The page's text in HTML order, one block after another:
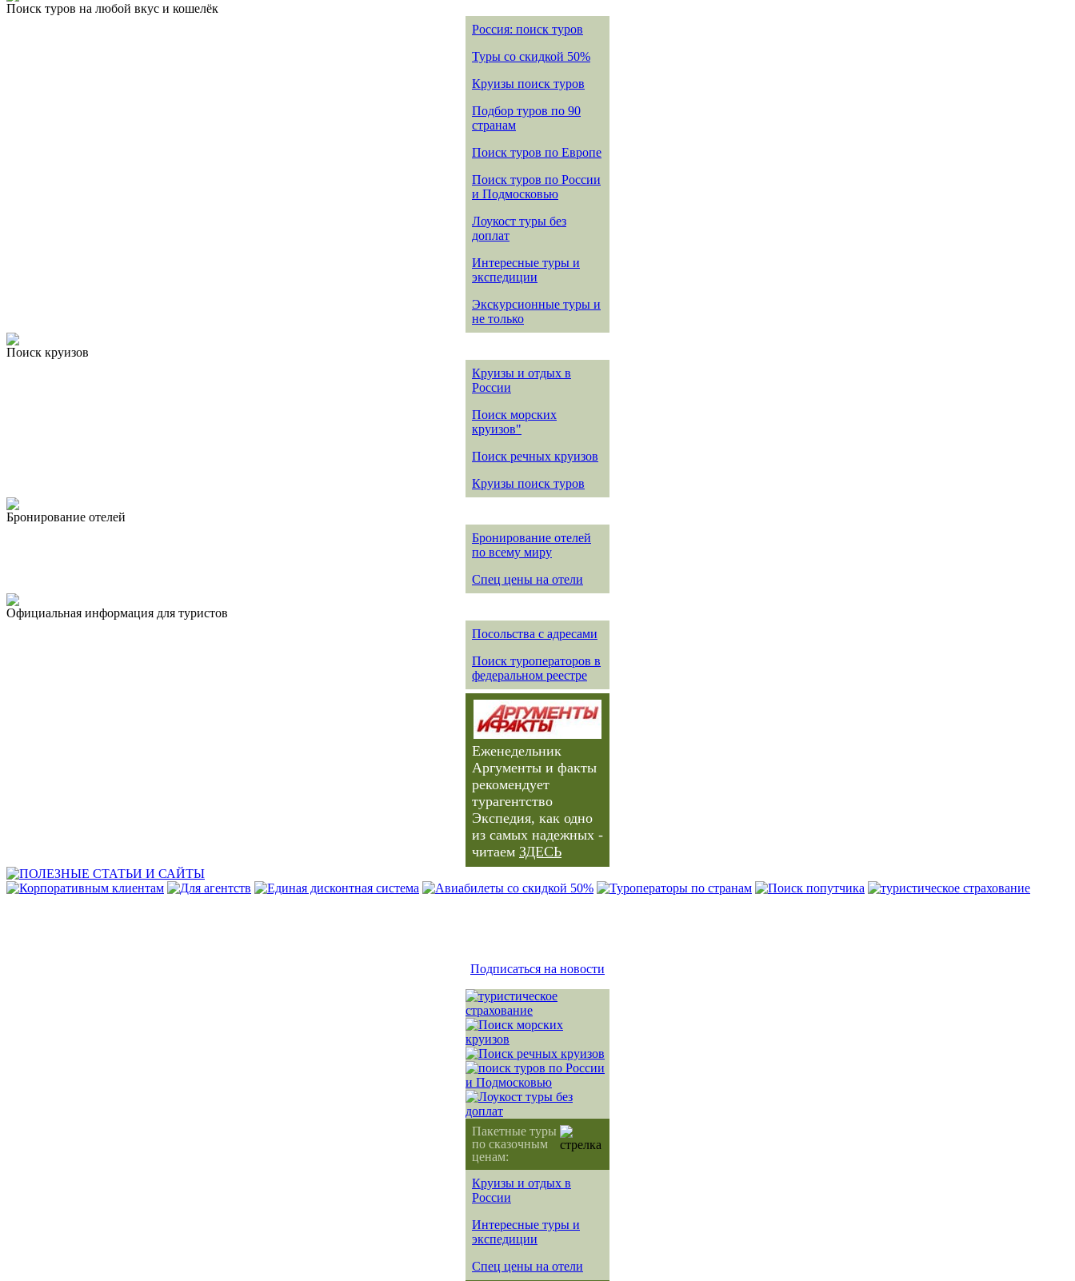
Поиск туров на любой вкус и кошелёк
Россия: поиск туров
Туры со скидкой 50%
Круизы поиск туров
Подбор туров по 90
странам
Поиск туров по Европе
Поиск туров по России
и Подмосковью
Лоукост туры без
доплат
Интересные туры и
экспедиции
Экскурсионные туры и
не только
Поиск круизов
Круизы и отдых в
России
Поиск морских
круизов"
Поиск речных круизов
Круизы поиск туров
Бронирование отелей
Бронирование отелей
по всему миру
Спец цены на отели
Официальная информация для туристов
Посольства с адресами
Поиск туроператоров в
федеральном реестре
Еженедельник
Аргументы и факты
рекомендует
турагентство
Экспедия, как одно
из самых надежных -
читаем ЗДЕСЬ
Подписаться на новости
Пакетные туры
по сказочным
ценам:
Круизы и отдых в
России
Интересные туры и
экспедиции
Спец цены на отели